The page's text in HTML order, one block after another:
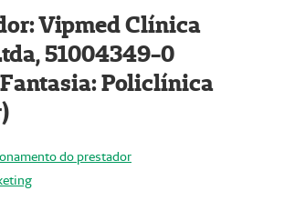
Vipmed Clínica
51004349-0
Policlínica
do prestador